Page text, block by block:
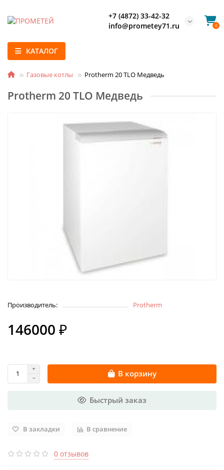
+7 (4872) 33-42-32
info@prometey71.ru
0
КАТАЛОГ
Газовые котлы Protherm 20 TLO Медведь
Protherm 20 TLO Медведь
Производитель: Protherm
146000 ₽
В корзину
Быстрый заказ
В закладки В сравнение
0 отзывов